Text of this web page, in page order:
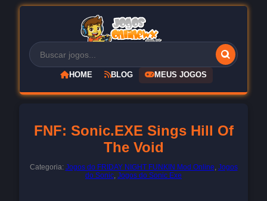
HOME BLOG MEUS JOGOS
FNF: Sonic.EXE Sings Hill Of
The Void
Categoria: Jogos do FRIDAY NIGHT FUNKIN Mod Online Jogos
do Sonic Jogos do Sonic Exe